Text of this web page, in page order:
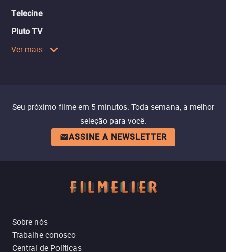
Telecine
Pluto TV
Ver mais
Seu próximo filme em 5 minutos. Toda semana, a melhor
seleção para você.
ASSINE A NEWSLETTER
Sobre nós
Trabalhe conosco
Central de Políticas